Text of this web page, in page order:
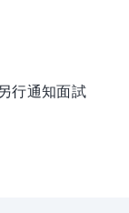
行通知面試